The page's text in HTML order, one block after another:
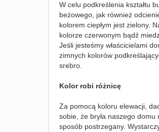
W celu podkreślenia kształtu
beżowego, jak również
kolorem ciepłym jest zielony.
kolorze czerwonym bądź
Jeśli jesteśmy właścicielami
zimnych kolorów
srebro.
Kolor robi różnicę
Za pomocą koloru elewacji,
sobie, że bryła naszego
sposób postrzegany.